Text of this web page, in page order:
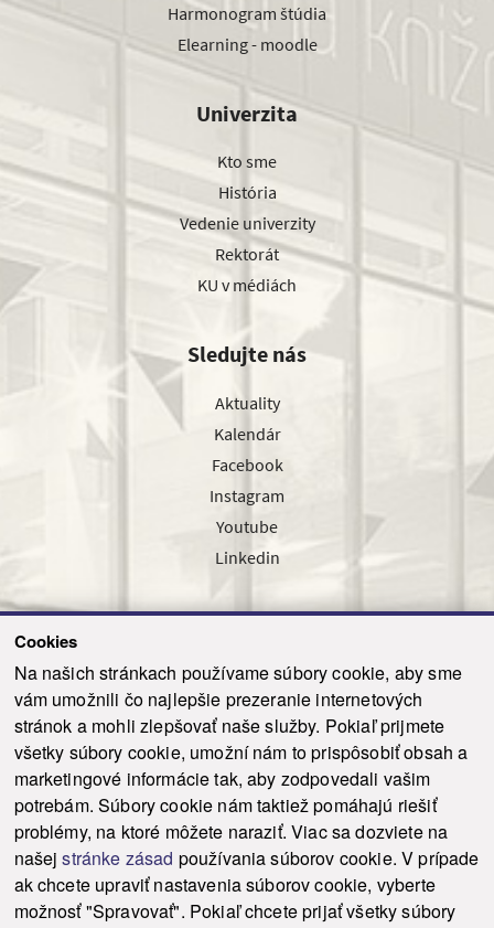
Cookies
Na našich stránkach používame súbory cookie, aby sme
vám umožnili čo najlepšie prezeranie internetových
stránok a mohli zlepšovať naše služby. Pokiaľ prijmete
všetky súbory cookie, umožní nám to prispôsobiť obsah a
marketingové informácie tak, aby zodpovedali vašim
potrebám. Súbory cookie nám taktiež pomáhajú riešiť
problémy, na ktoré môžete naraziť. Viac sa dozviete na
našejstránke zásad používania súborov cookie. V prípade
ak chcete upraviť nastavenia súborov cookie, vyberte
možnosť "Spravovať". Pokiaľ chcete prijať všetky súbory
Harmonogram štúdia
Elearning - moodle
Univerzita
Kto sme
História
Vedenie univerzity
Rektorát
KU v médiách
Sledujte nás
Aktuality
Kalendár
Facebook
Instagram
Youtube
Linkedin
Odoslať
© 2021-2026 ku.sk. Všetky práva vyhradené. | Ochrana osobných údajov
Vyhlásenie o prístupnosti |
Admin
This site is protected by reCAPTCHA and the Google Privacy Policy and Terms of